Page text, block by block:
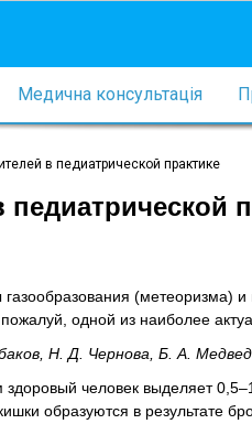
Медична консультація
в педиатрической практике
(метеоризма)
одной из наиболее
Н. Д. Чернова, Б. А.
человек выделяет
образуются в результате